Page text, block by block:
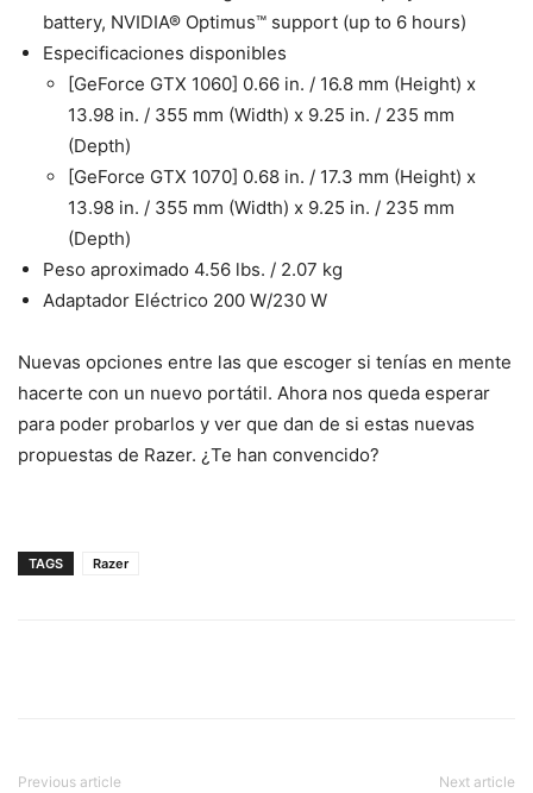
battery, NVIDIA® Optimus™ support (up to 6 hours)
Especificaciones disponibles
[GeForce GTX 1060] 0.66 in. / 16.8 mm (Height) x
13.98 in. / 355 mm (Width) x 9.25 in. / 235 mm
(Depth)
[GeForce GTX 1070] 0.68 in. / 17.3 mm (Height) x
13.98 in. / 355 mm (Width) x 9.25 in. / 235 mm
(Depth)
Peso aproximado 4.56 lbs. / 2.07 kg
Adaptador Eléctrico 200 W/230 W
Nuevas opciones entre las que escoger si tenías en mente
hacerte con un nuevo portátil. Ahora nos queda esperar
para poder probarlos y ver que dan de si estas nuevas
propuestas de Razer. ¿Te han convencido?
TAGS Razer
Previous article Next article